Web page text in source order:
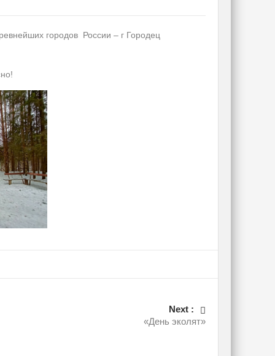
городов России – г Городец
Next :
«День эколят»